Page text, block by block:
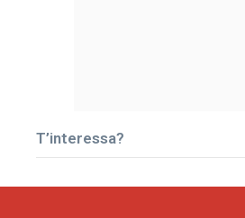
T’interessa?